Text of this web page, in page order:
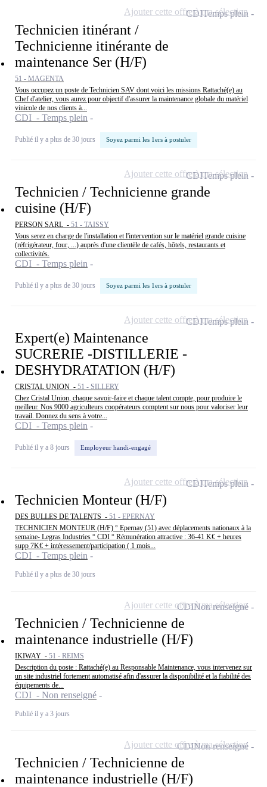
Technicien itinérant /
Technicienne itinérante de
maintenance Ser (H/F)
51 - MAGENTA
Vous occupez un poste de Technicien SAV dont voici les missions Rattaché(e) au
Chef d'atelier, vous aurez pour objectif d'assurer la maintenance globale du matériel
vinicole de nos clients à...
CDI - Temps plein
Publié il y a plus de 30 jours Soyez parmi les 1ers à postuler
CDITemps plein
Ajouter cette offre à ma sélection
Technicien / Technicienne grande
cuisine (H/F)
PERSON SARL - 51 - TAISSY
Vous serez en charge de l'installation et l'intervention sur le matériel grande cuisine
(réfrigérateur, four, ...) auprès d'une clientèle de cafés, hôtels, restaurants et
collectivités.
CDI - Temps plein
Publié il y a plus de 30 jours Soyez parmi les 1ers à postuler
CDITemps plein
Ajouter cette offre à ma sélection
Expert(e) Maintenance
SUCRERIE -DISTILLERIE -
DESHYDRATATION (H/F)
CRISTAL UNION - 51 - SILLERY
Chez Cristal Union, chaque savoir-faire et chaque talent compte, pour produire le
meilleur. Nos 9000 agriculteurs coopérateurs comptent sur nous pour valoriser leur
travail. Donnez du sens à votre...
CDI - Temps plein
Publié il y a 8 jours Employeur handi-engagé
CDITemps plein
Ajouter cette offre à ma sélection
Technicien Monteur (H/F)
DES BULLES DE TALENTS - 51 - EPERNAY
TECHNICIEN MONTEUR (H/F) ° Epernay (51) avec déplacements nationaux à la
semaine- Legras Industries ° CDI ° Rémunération attractive : 36-41 K€ + heures
supp 7K€ + intéressement/participation ( 1 mois...
CDI - Temps plein
Publié il y a plus de 30 jours
CDITemps plein
Ajouter cette offre à ma sélection
Technicien / Technicienne de
maintenance industrielle (H/F)
IKIWAY - 51 - REIMS
Description du poste : Rattaché(e) au Responsable Maintenance, vous intervenez sur
un site industriel fortement automatisé afin d'assurer la disponibilité et la fiabilité des
équipements de...
CDI - Non renseigné
Publié il y a 3 jours
CDINon renseigné
Ajouter cette offre à ma sélection
Technicien / Technicienne de
maintenance industrielle (H/F)
CDINon renseigné
Ajouter cette offre à ma sélection